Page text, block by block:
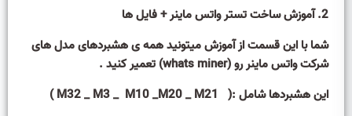
2. آموزش ساخت تستر واتس ماینر + فایل ها
شما با این قسمت از آموزش میتونید همه ی هشبردهای مدل های
شرکت واتس ماینر رو (whats miner) تعمیر کنید .
این هشبردها شامل :( M32 _ M3 _ M10 _M20 _ M21 )